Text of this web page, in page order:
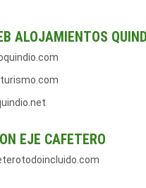
ALOJAMIENTOS
EJE CAFETERO